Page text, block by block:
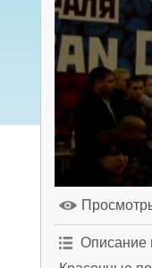
Описание